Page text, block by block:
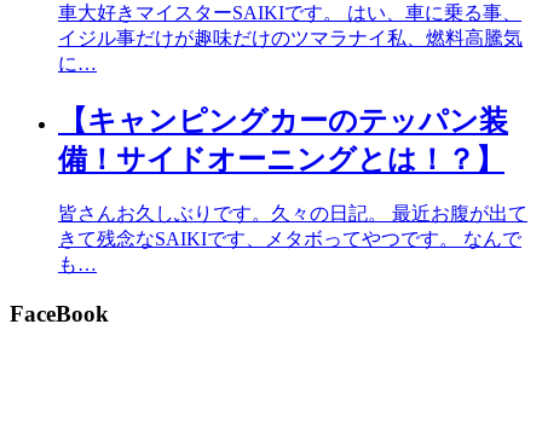
車大好きマイスターSAIKIです。 はい、車に乗る事、
イジル事だけが趣味だけのツマラナイ私、燃料高騰気
に…
【キャンピングカーのテッパン装
備！サイドオーニングとは！？】
皆さんお久しぶりです。久々の日記。 最近お腹が出て
きて残念なSAIKIです、メタボってやつです。 なんで
も…
FaceBook